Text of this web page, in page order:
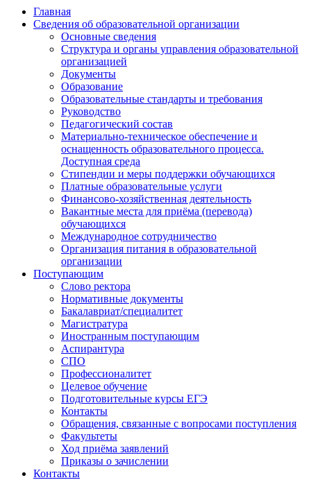
Главная
Сведения об образовательной организации
Основные сведения
Структура и органы управления образовательной
организацией
Документы
Образование
Образовательные стандарты и требования
Руководство
Педагогический состав
Материально-техническое обеспечение и
оснащенность образовательного процесса.
Доступная среда
Стипендии и меры поддержки обучающихся
Платные образовательные услуги
Финансово-хозяйственная деятельность
Вакантные места для приёма (перевода)
обучающихся
Международное сотрудничество
Организация питания в образовательной
организации
Поступающим
Слово ректора
Нормативные документы
Бакалавриат/специалитет
Магистратура
Иностранным поступающим
Аспирантура
СПО
Профессионалитет
Целевое обучение
Подготовительные курсы ЕГЭ
Контакты
Обращения, связанные с вопросами поступления
Факультеты
Ход приёма заявлений
Приказы о зачислении
Контакты